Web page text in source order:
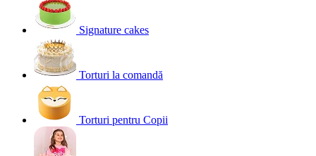
Signature cakes
Torturi la comandă
Torturi pentru Copii